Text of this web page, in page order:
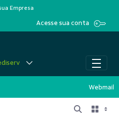
Empresa
Acesse sua conta
Webmail